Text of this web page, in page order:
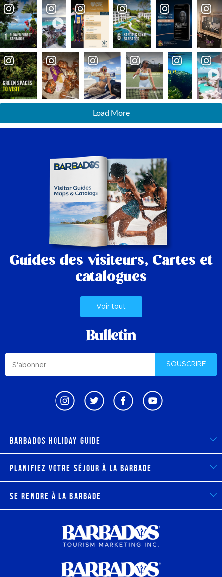
Load More
Guides des visiteurs, Cartes et
catalogues
Voir tout
Bulletin
SOUSCRIRE
Barbados Holiday Guide
Planifiez votre séjour à la Barbade
Se rendre à la Barbade